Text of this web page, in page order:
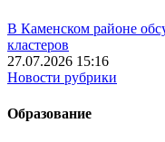
В Каменском районе
кластеров
27.07.2026 15:16
Новости рубрики
Образование